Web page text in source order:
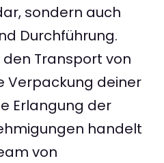
sondern auch
Durchführung.
den Transport von
Verpackung deiner
Erlangung der
handelt
von